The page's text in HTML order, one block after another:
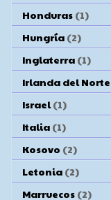
Honduras (1)
Hungría (2)
Inglaterra (1)
Irlanda del Norte
Israel (1)
Italia (1)
Kosovo (2)
Letonia (2)
Marruecos (2)